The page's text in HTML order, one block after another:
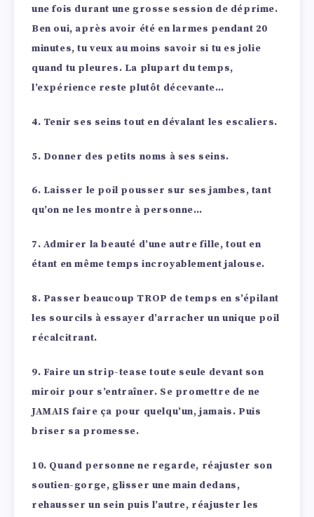
une fois durant une grosse session de déprime.
Ben oui, après avoir été en larmes pendant 20
minutes, tu veux au moins savoir si tu es jolie
quand tu pleures. La plupart du temps,
l’expérience reste plutôt décevante…
4. Tenir ses seins tout en dévalant les escaliers.
5. Donner des petits noms à ses seins.
6. Laisser le poil pousser sur ses jambes, tant
qu’on ne les montre à personne…
7. Admirer la beauté d’une autre fille, tout en
étant en même temps incroyablement jalouse.
8. Passer beaucoup TROP de temps en s’épilant
les sourcils à essayer d’arracher un unique poil
récalcitrant.
9. Faire un strip-tease toute seule devant son
miroir pour s’entraîner. Se promettre de ne
JAMAIS faire ça pour quelqu’un, jamais. Puis
briser sa promesse.
10. Quand personne ne regarde, réajuster son
soutien-gorge, glisser une main dedans,
rehausser un sein puis l’autre, réajuster les